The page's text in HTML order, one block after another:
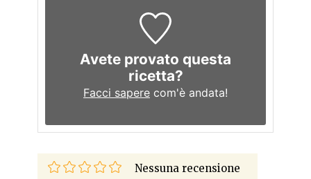
Avete provato questa
ricetta?
Facci sapere com'è andata!
Nessuna recensione